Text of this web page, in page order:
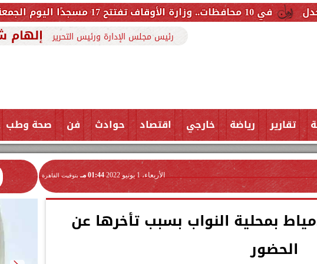
رئيس مجلس الإدارة ورئيس التحرير إلهام
تقارير رياضة خارجي اقتصاد حوادث فن صحة وطب
الأربعاء، 1 يونيو 2022 01:44 مـ بتوقيت القاهرة
بمحلية النواب بسبب تأخرها عن
الحضور